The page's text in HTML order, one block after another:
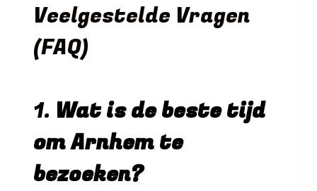
Veelgestelde Vragen
(FAQ)
1. Wat is de beste tijd
om Arnhem te
bezoeken?